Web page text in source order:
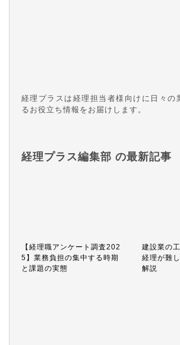
経理プラスは経理担当者様向けに日々の
るお役立ち情報をお届けします。
経理プラス編集部 の最新記事
【経理職アンケート調査202
5】業務負担の集中する時期
と課題の実態
建設業の
経理が難
解説